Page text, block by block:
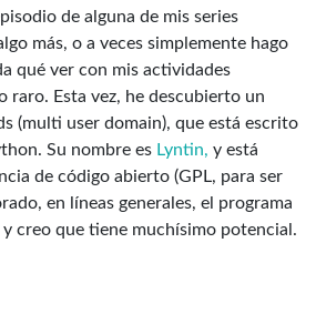
de alguna de mis series
más, o a veces simplemente hago
qué ver con mis actividades
raro. Esta vez, he descubierto un
(multi user domain), que está escrito
Su nombre es Lyntin, y está
de código abierto (GPL, para ser
en líneas generales, el programa
creo que tiene muchísimo potencial.